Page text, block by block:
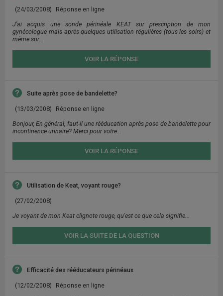
(24/03/2008)
Réponse en ligne
J'ai acquis une sonde périnéale KEAT sur prescription de mon
gynécologue mais après quelques utilisation régulières (tous les soirs) et
même sur...
VOIR LA RÉPONSE
Suite après pose de bandelette?
(13/03/2008)
Réponse en ligne
Bonjour, En général, faut-il une rééducation après pose de bandelette pour
incontinence urinaire? Merci pour votre...
VOIR LA RÉPONSE
Utilisation de Keat, voyant rouge?
(27/02/2008)
Je voyant de mon Keat clignote rouge, qu'est ce que cela signifie...
VOIR LA SUITE DE LA QUESTION
Efficacité des rééducateurs périnéaux
(12/02/2008)
Réponse en ligne